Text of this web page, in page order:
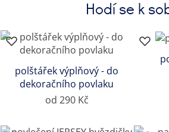
Hodí se k
polštářek výplňový - do
dekoračního povlaku
od 290 Kč